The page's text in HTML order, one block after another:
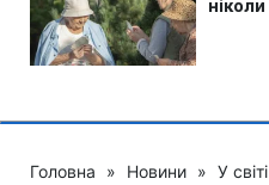
Головна » Новини » У світі